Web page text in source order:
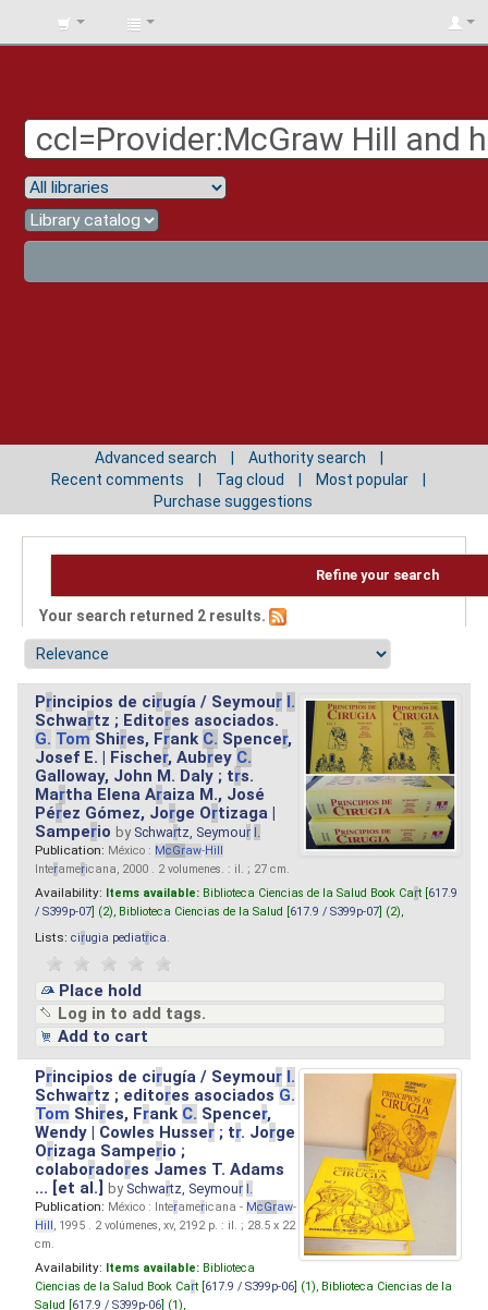
BIBLIOTECA
Advanced search
Authority search
Recent comments
Tag cloud
Most popular
Purchase suggestions
Refine your search
Your search returned 2 results.
Principios de cirugía / Seymour I.
Schwartz ; Editores asociados.
G. Tom Shires, Frank C. Spencer,
Josef E. | Fischer, Aubrey C.
Galloway, John M. Daly ; trs.
Martha Elena Araiza M., José
Pérez Gómez, Jorge Ortizaga |
Samperio by Schwartz, Seymour I.
Publication: México : McGraw-Hill
Interamericana, 2000 . 2 volumenes. : il. ; 27 cm.
Availability: Items available: Biblioteca Ciencias de la Salud Book Cart [ 617.9
/ S399p-07 ] (2), Biblioteca Ciencias de la Salud [ 617.9 / S399p-07 ] (2),
Lists: cirugia pediatrica
Place hold
Log in to add tags.
Add to cart
Principios de cirugía / Seymour I.
Schwartz ; editores asociados G.
Tom Shires, Frank C. Spencer,
Wendy | Cowles Husser ; tr. Jorge
Orizaga Samperio ;
colaboradores James T. Adams
... [et al.]by Schwartz, Seymour I.
Publication: México : Interamericana - McGraw-
Hill, 1995 . 2 volúmenes, xv, 2192 p. : il. ; 28.5 x 22
cm.
Availability: Items available: Biblioteca
Ciencias de la Salud Book Cart [ 617.9 / S399p-06 ] (1), Biblioteca Ciencias de la
Salud [ 617.9 / S399p-06 ] (1),